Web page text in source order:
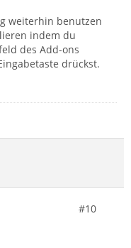
weiterhin benutzen
indem du
des Add-ons
drückst.
#10